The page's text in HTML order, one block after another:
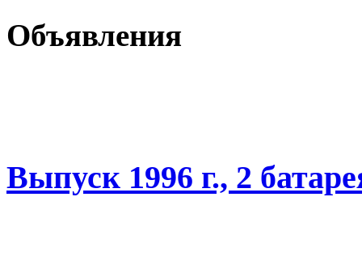
Объявления
Выпуск 1996 г., 2